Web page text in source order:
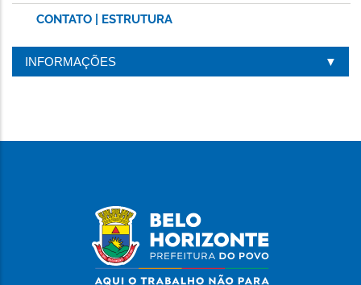
CONTATO | ESTRUTURA
INFORMAÇÕES